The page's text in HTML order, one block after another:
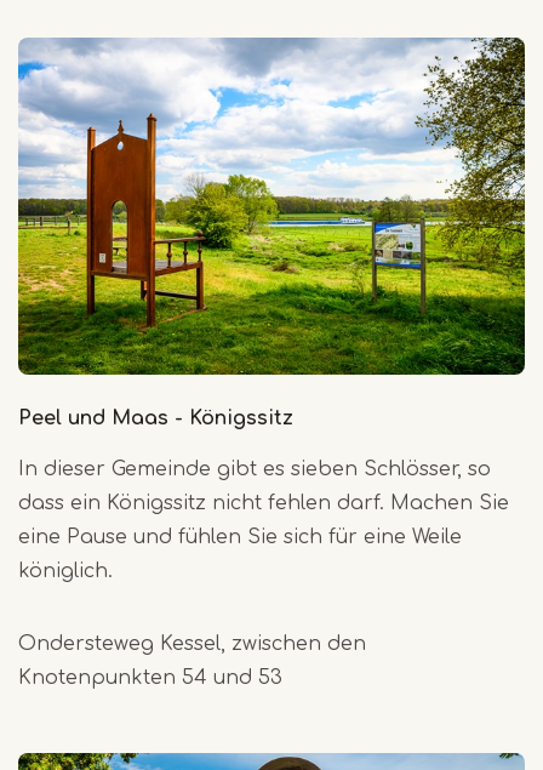
Peel und Maas - Königssitz
In dieser Gemeinde gibt es sieben Schlösser, so
dass ein Königssitz nicht fehlen darf. Machen Sie
eine Pause und fühlen Sie sich für eine Weile
königlich.
Ondersteweg Kessel, zwischen den
Knotenpunkten 54 und 53